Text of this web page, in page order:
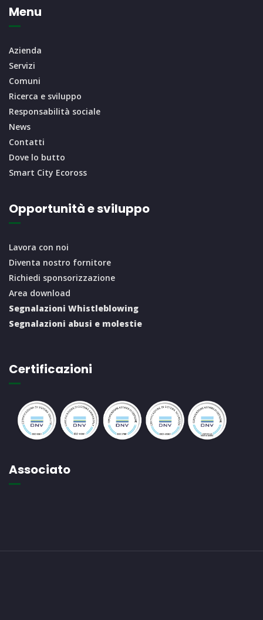
Menu
Azienda
Servizi
Comuni
Ricerca e sviluppo
Responsabilità sociale
News
Contatti
Dove lo butto
Smart City Ecoross
Opportunità e sviluppo
Lavora con noi
Diventa nostro fornitore
Richiedi sponsorizzazione
Area download
Segnalazioni Whistleblowing
Segnalazioni abusi e molestie
Certificazioni
Associato